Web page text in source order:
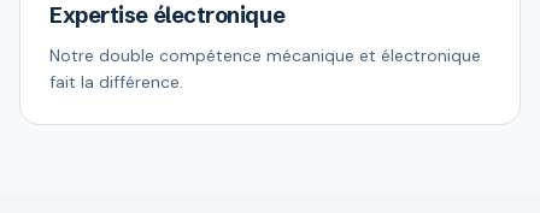
Expertise électronique
Notre double compétence mécanique et électronique
fait la différence.